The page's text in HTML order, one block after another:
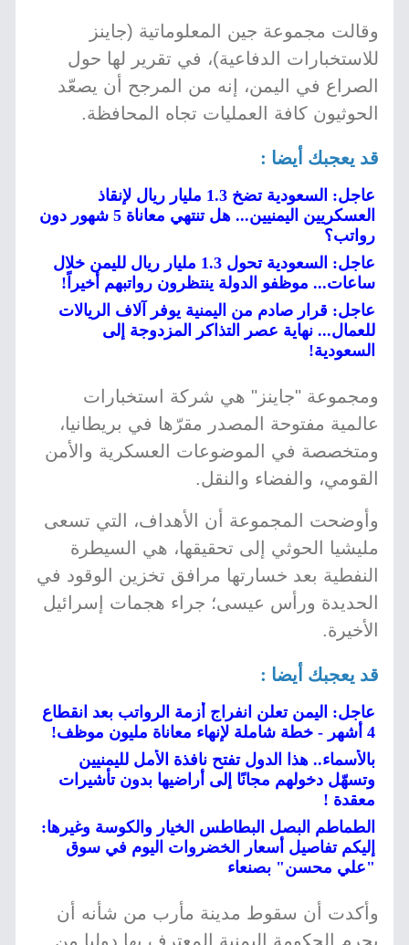
وقالت مجموعة جين المعلوماتية (جاينز
للاستخبارات الدفاعية)، في تقرير لها حول
الصراع في اليمن، إنه من المرجح أن يصعّد
الحوثيون كافة العمليات تجاه المحافظة.
قد يعجبك أيضا :
عاجل: السعودية تضخ 1.3 مليار ريال لإنقاذ
العسكريين اليمنيين... هل تنتهي معاناة 5 شهور دون
رواتب؟
عاجل: السعودية تحول 1.3 مليار ريال لليمن خلال
ساعات... موظفو الدولة ينتظرون رواتبهم أخيراً!
عاجل: قرار صادم من اليمنية يوفر آلاف الريالات
للعمال... نهاية عصر التذاكر المزدوجة إلى
السعودية!
ومجموعة "جاينز" هي شركة استخبارات
عالمية مفتوحة المصدر مقرّها في بريطانيا،
ومتخصصة في الموضوعات العسكرية والأمن
القومي، والفضاء والنقل.
وأوضحت المجموعة أن الأهداف، التي تسعى
مليشيا الحوثي إلى تحقيقها، هي السيطرة
النفطية بعد خسارتها مرافق تخزين الوقود في
الحديدة ورأس عيسى؛ جراء هجمات إسرائيل
الأخيرة.
قد يعجبك أيضا :
عاجل: اليمن تعلن انفراج أزمة الرواتب بعد انقطاع
4 أشهر - خطة شاملة لإنهاء معاناة مليون موظف!
بالأسماء.. هذا الدول تفتح نافذة الأمل لليمنيين
وتسهّل دخولهم مجانًا إلى أراضيها بدون تأشيرات
معقدة !
الطماطم البصل البطاطس الخيار والكوسة وغيرها:
إليكم تفاصيل أسعار الخضروات اليوم في سوق
"علي محسن" بصنعاء
وأكدت أن سقوط مدينة مأرب من شأنه أن
يحرم الحكومة اليمنية المعترف بها دوليا من